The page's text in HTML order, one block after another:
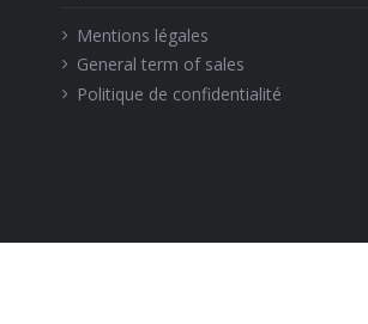
Mentions légales
General term of sales
Politique de confidentialité